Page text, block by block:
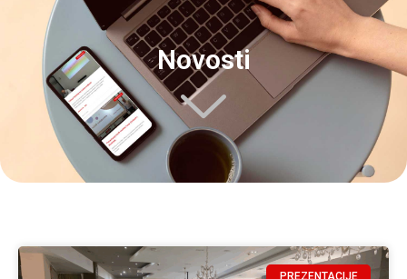
Novosti
PREZENTACIJE